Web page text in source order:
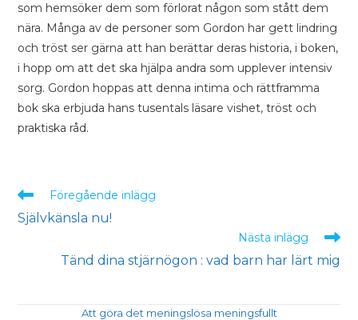
som hemsöker dem som förlorat någon som stått dem
nära. Många av de personer som Gordon har gett lindring
och tröst ser gärna att han berättar deras historia, i boken,
i hopp om att det ska hjälpa andra som upplever intensiv
sorg. Gordon hoppas att denna intima och rättframma
bok ska erbjuda hans tusentals läsare vishet, tröst och
praktiska råd.
Föregående inlägg
Självkänsla nu!
Nästa inlägg
Tänd dina stjärnögon : vad barn har lärt mig
Att göra det meningslösa meningsfullt